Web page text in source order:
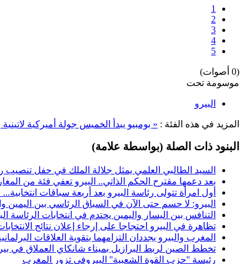
1
2
3
4
5
(0 أصوات)
موسومة تحت
البيرو
المزيد في هذه الفئة : « بومبيو يبدأ الخميس جولة أميركية لاتينية
البنود ذات الصلة (بواسطة علامة)
السيد الطالبي العلمي يمثل جلالة الملك في حفل تنصيب
بعد دعمها مقترح الحكم الذاتي.. البيرو تعفي فئة من
أول امرأة تتولى رئاسة البيرو بعد أربعة سباقات
البيرو: لا حسم حتى الآن في السباق الرئاسي بين اليمين
التنافس بين اليسار واليمين يحتدم في انتخابات الرئاسة
تظاهرة في البيرو احتجاجا على إرجاء إعلان نتائج
المغرب والبيرو يجددان التزامهما بتقوية العلاقات
تخطط الصين لربط البرازيل بميناء شانكاي العملاق في
رئيسة ''حزب القوة الشعبية'' البيروفي تزور المغرب